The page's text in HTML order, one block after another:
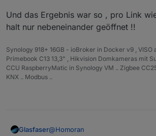
Und das Ergebnis war so , pro Link
halt nur nebeneinander geöffnet !!
Synology 918+ 16GB - ioBroker in Docker v9 , VISO
Primebook C13 13,3" , Hikvision Domkameras mit
CCU RaspberryMatic in Synology VM .. Zigbee
KNX .. Modbus ..
Glasfaser@Homoran